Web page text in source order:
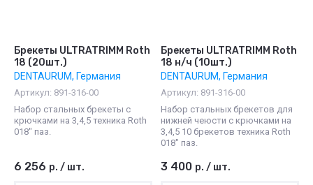
Брекеты ULTRATRIMM Roth
18 (20шт.)
DENTAURUM, Германия
Артикул: 891-316-00
Набор стальных брекеты с
крючками на 3,4,5 техника Roth
018" паз.
6 256 р. / шт.
Брекеты ULTRATRIMM Roth
18 н/ч (10шт.)
DENTAURUM, Германия
Артикул: 891-316-00
Набор стальных брекетов для
нижней чеюсти с крючками на
3,4,5 10 брекетов техника Roth
018" паз.
3 400 р. / шт.